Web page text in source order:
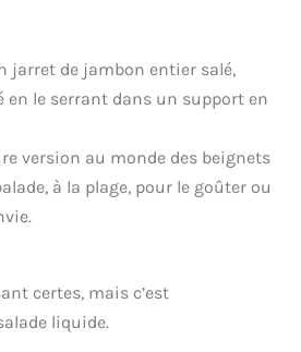
jarret de jambon entier salé,
en le serrant dans un support en
version au monde des beignets
à la plage, pour le goûter ou
certes, mais c’est
liquide.